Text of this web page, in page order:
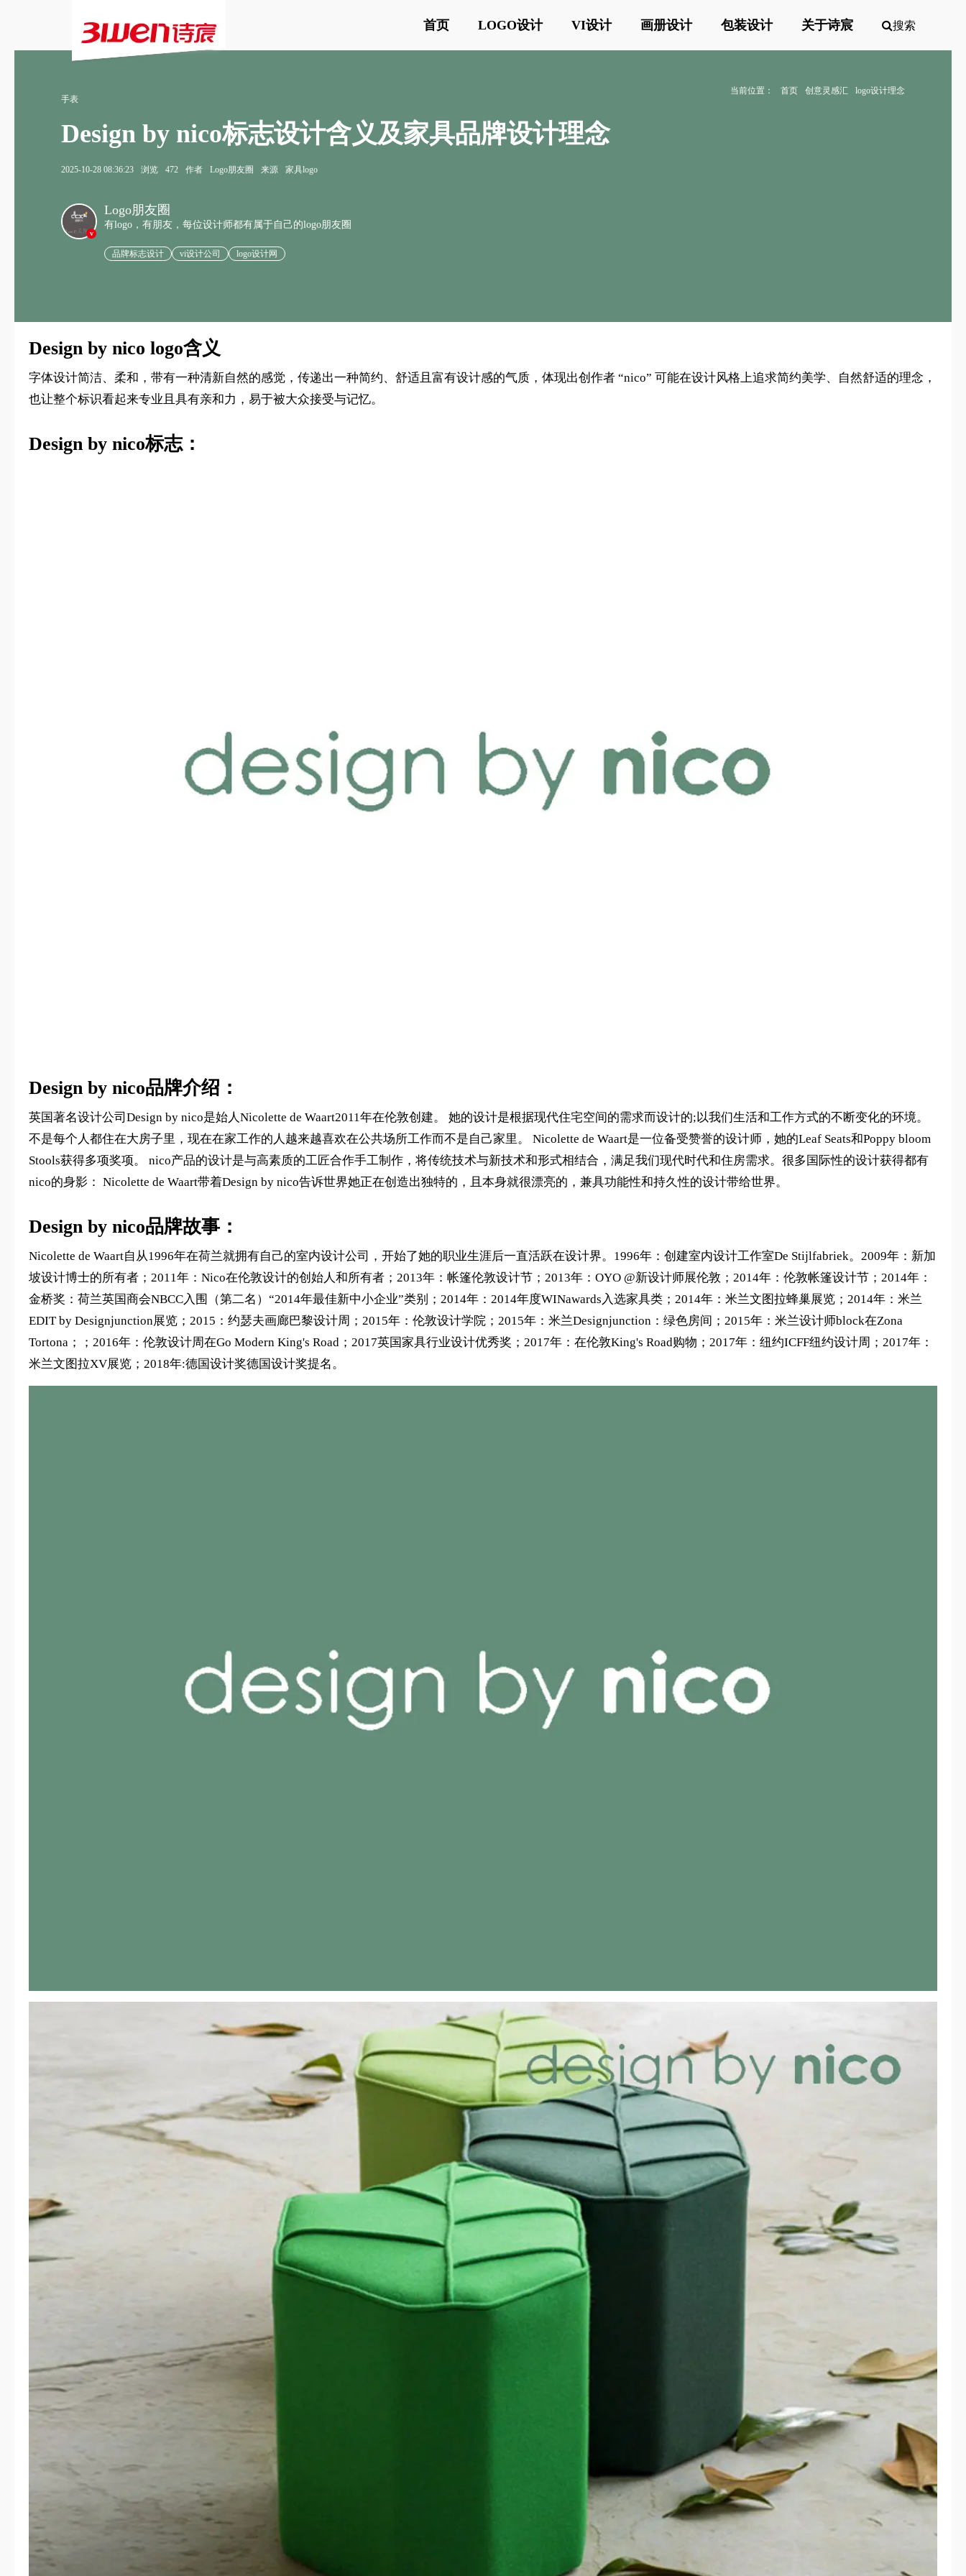
首页 LOGO设计 VI设计 画册设计 包装设计 关于诗宸 搜索
当前位置： 首页 创意灵感汇
logo设计理念
手表
Design by nico标志设计含义及家具品牌设计理念
2025-10-28 08:36:23 浏览 472 作者 Logo朋友圈 来源 家具logo
v
Logo朋友圈
有logo，有朋友，每位设计师都有属于自己的logo朋友圈
品牌标志设计 vi设计公司 logo设计网
Design by nico logo含义
字体设计简洁、柔和，带有一种清新自然的感觉，传递出一种简约、舒适且富有设计感的气质，体现出创作者 “nico” 可能在设计风格上追求简约美学、自然舒适的理念，
也让整个标识看起来专业且具有亲和力，易于被大众接受与记忆。
Design by nico标志：
Design by nico品牌介绍：
英国著名设计公司Design by nico是始人Nicolette de Waart2011年在伦敦创建。 她的设计是根据现代住宅空间的需求而设计的;以我们生活和工作方式的不断变化的环境。
不是每个人都住在大房子里，现在在家工作的人越来越喜欢在公共场所工作而不是自己家里。 Nicolette de Waart是一位备受赞誉的设计师，她的Leaf Seats和Poppy bloom
Stools获得多项奖项。 nico产品的设计是与高素质的工匠合作手工制作，将传统技术与新技术和形式相结合，满足我们现代时代和住房需求。很多国际性的设计获得都有
nico的身影： Nicolette de Waart带着Design by nico告诉世界她正在创造出独特的，且本身就很漂亮的，兼具功能性和持久性的设计带给世界。
Design by nico品牌故事：
Nicolette de Waart自从1996年在荷兰就拥有自己的室内设计公司，开始了她的职业生涯后一直活跃在设计界。1996年：创建室内设计工作室De Stijlfabriek。2009年：新加
坡设计博士的所有者；2011年：Nico在伦敦设计的创始人和所有者；2013年：帐篷伦敦设计节；2013年：OYO @新设计师展伦敦；2014年：伦敦帐篷设计节；2014年：
金桥奖：荷兰英国商会NBCC入围（第二名）“2014年最佳新中小企业”类别；2014年：2014年度WINawards入选家具类；2014年：米兰文图拉蜂巢展览；2014年：米兰
EDIT by Designjunction展览；2015：约瑟夫画廊巴黎设计周；2015年：伦敦设计学院；2015年：米兰Designjunction：绿色房间；2015年：米兰设计师block在Zona
Tortona；；2016年：伦敦设计周在Go Modern King's Road；2017英国家具行业设计优秀奖；2017年：在伦敦King's Road购物；2017年：纽约ICFF纽约设计周；2017年：
米兰文图拉XV展览；2018年:德国设计奖德国设计奖提名。